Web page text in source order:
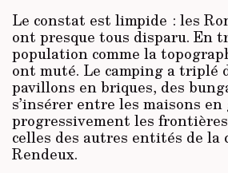
Le constat est limpide : les
ont presque tous disparu. En
population comme la
ont muté. Le camping a triplé
pavillons en briques, des
s’insérer entre les maisons
progressivement les
celles des autres entités de la
Rendeux.